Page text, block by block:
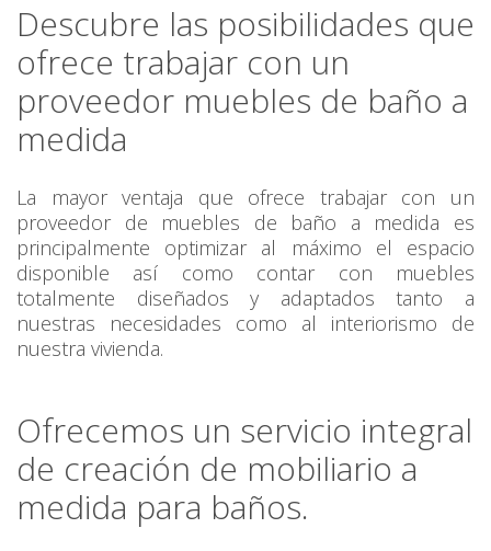
Descubre las posibilidades que
ofrece trabajar con un
proveedor muebles de baño a
medida
La mayor ventaja que ofrece trabajar con un
proveedor de muebles de baño a medida es
principalmente optimizar al máximo el espacio
disponible así como contar con muebles
totalmente diseñados y adaptados tanto a
nuestras necesidades como al interiorismo de
nuestra vivienda.
Ofrecemos un servicio integral
de creación de mobiliario a
medida para baños.